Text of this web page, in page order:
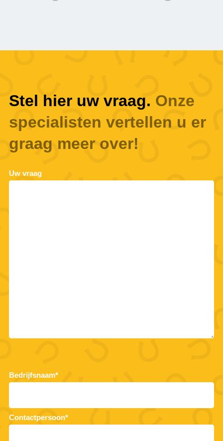
Stel hier uw vraag. Onze
specialisten vertellen u er
graag meer over!
Uw vraag
Bedrijfsnaam*
Contactpersoon*